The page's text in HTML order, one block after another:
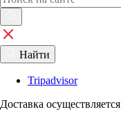
Найти
Tripadvisor
Доставка осуществляется